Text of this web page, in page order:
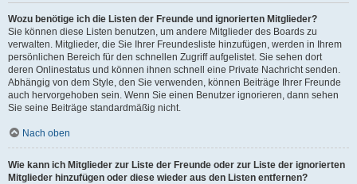
Wozu benötige ich die Listen der Freunde und ignorierten Mitglieder?
Sie können diese Listen benutzen, um andere Mitglieder des Boards zu
verwalten. Mitglieder, die Sie Ihrer Freundesliste hinzufügen, werden in Ihrem
persönlichen Bereich für den schnellen Zugriff aufgelistet. Sie sehen dort
deren Onlinestatus und können ihnen schnell eine Private Nachricht senden.
Abhängig von dem Style, den Sie verwenden, können Beiträge Ihrer Freunde
auch hervorgehoben sein. Wenn Sie einen Benutzer ignorieren, dann sehen
Sie seine Beiträge standardmäßig nicht.
Nach oben
Wie kann ich Mitglieder zur Liste der Freunde oder zur Liste der ignorierten
Mitglieder hinzufügen oder diese wieder aus den Listen entfernen?